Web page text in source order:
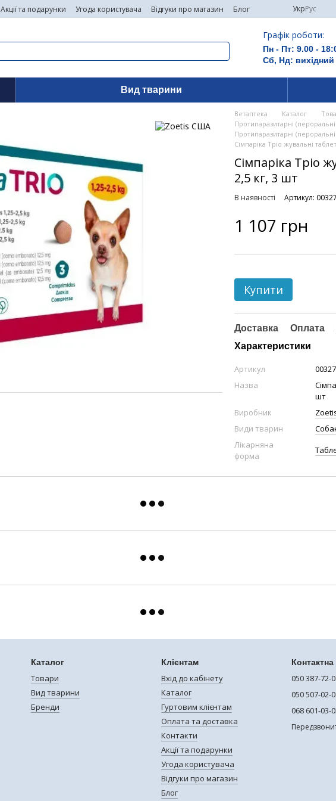
Акції та подарунки Угода користувача Відгуки про магазин Блог УкрРус
Графік роботи:
Пн - Пт: 9.00 -
Сб, Нд: вихідний
Вид тварини
Ветаптека Каталог
Протипаразитарні
Протипаразитарні
Сімпаріка Тріо жувальні
Сімпаріка Тріо
2,5 кг, 3 шт
В наявності Артикул:
1 107 грн
Купити
Доставка Оплата
Характеристики
Артикул
Назва
шт
Виробник
Види тварин
Лікарняна
форма
Каталог
Товари
Вид тварини
Бренди
Клієнтам
Вхід до кабінету
Каталог
Гуртовим клієнтам
Оплата та доставка
Контакти
Акції та подарунки
Угода користувача
Відгуки про магазин
Блог
050 387-72-
050 507-02-
068 601-03-